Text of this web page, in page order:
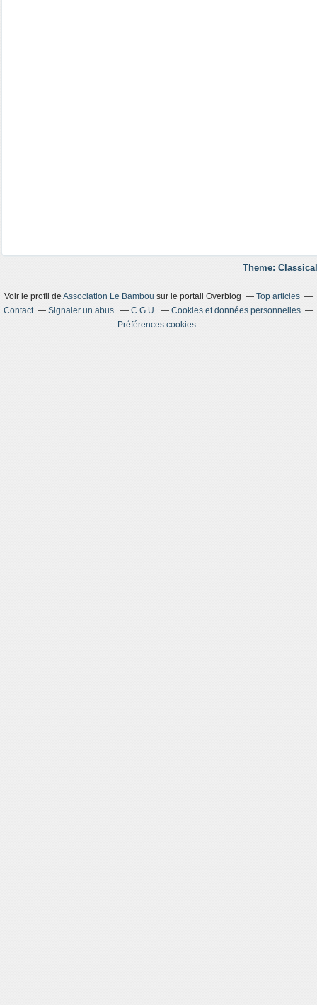
Theme:
Voir le profil deAssociation Le Bambou sur le portail Overblog
Top articles
Contact
Signaler un abus C.G.U.
Cookies et données personnelles
Préférences cookies